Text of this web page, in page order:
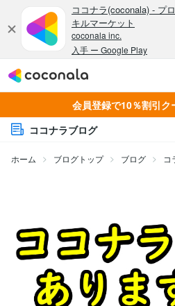
会員登録で10％割引ク
ココナラブログ
ホーム ブログトップ ブログ コ